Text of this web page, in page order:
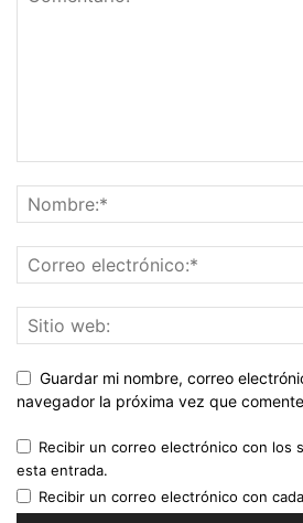
Guardar mi nombre, correo
navegador la próxima vez que
Recibir un correo electrónico con los
esta entrada.
Recibir un correo electrónico con